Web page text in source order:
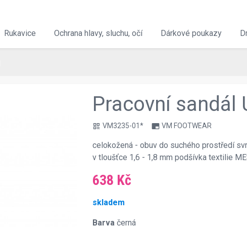
Rukavice Ochrana hlavy, sluchu, očí Dárkové poukazy
Pracovní sandál
qr_code VM3235-01* branding_watermark VM FOOTWEAR
celokožená - obuv do suchého prostředí
v tloušťce 1,6 - 1,8 mm podšívka textilie
638 Kč
skladem
Barva černá